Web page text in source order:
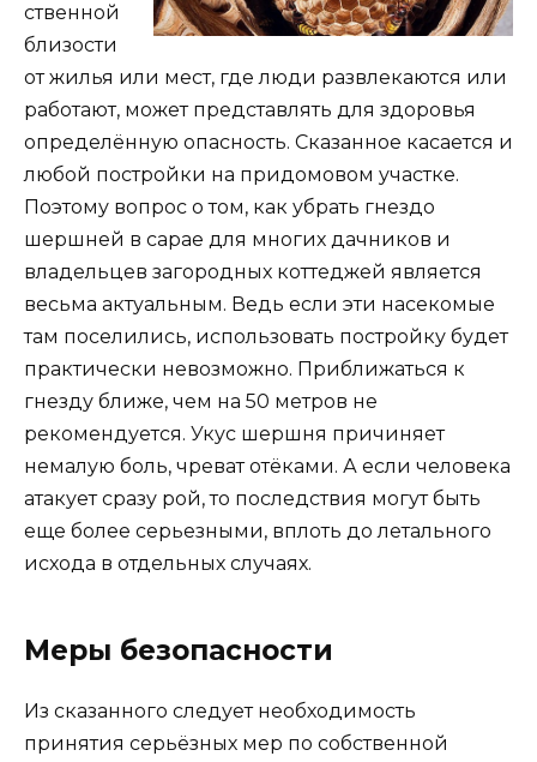
ственной
близости
от жилья или мест, где люди развлекаются или
работают, может представлять для здоровья
определённую опасность. Сказанное касается и
любой постройки на придомовом участке.
Поэтому вопрос о том, как убрать гнездо
шершней в сарае для многих дачников и
владельцев загородных коттеджей является
весьма актуальным. Ведь если эти насекомые
там поселились, использовать постройку будет
практически невозможно. Приближаться к
гнезду ближе, чем на 50 метров не
рекомендуется. Укус шершня причиняет
немалую боль, чреват отёками. А если человека
атакует сразу рой, то последствия могут быть
еще более серьезными, вплоть до летального
исхода в отдельных случаях.
Меры безопасности
Из сказанного следует необходимость
принятия серьёзных мер по собственной